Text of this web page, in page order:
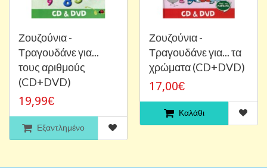
Ζουζούνια -
Τραγουδάνε για...
τους αριθμούς
(CD+DVD)
19,99€
Εξαντλημένο
Ζουζούνια -
Τραγουδάνε για... τα
χρώματα (CD+DVD)
17,00€
Καλάθι